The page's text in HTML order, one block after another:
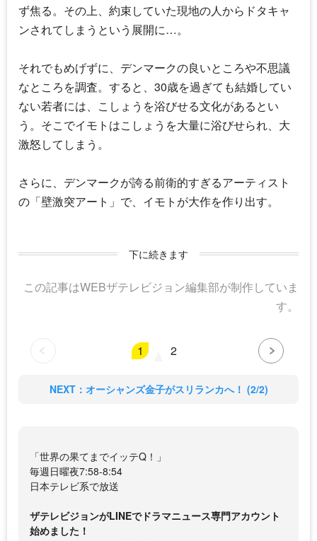
ず焦る。その上、約束していた現地の人からドタキャ
ンされてしまうという展開に…。
それでもめげずに、デンマークの良いところや不思議
なところを調査。すると、30歳を過ぎても結婚してい
ない若者には、こしょうを浴びせる文化があるとい
う。そこでイモトはこしょうを大量に浴びせられ、大
激怒してしまう。
さらに、デンマークが誇る前衛的すぎるアーティスト
の「壁激突アート」で、イモトが大作を作り出す。
下に続きます
この記事はWEBザテレビジョン編集部が制作していま
す。
1 2
NEXT：オーシャンズ金子がスリランカへ！ (2/2)
「世界の果てまでイッテQ！」
毎週日曜夜7:58-8:54
日本テレビ系で放送
ザテレビジョンがLINEでドラマニュース専門アカウント
始めました！